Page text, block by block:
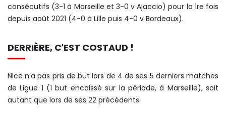
consécutifs (3-1 à Marseille et 3-0 v Ajaccio) pour la 1re fois
depuis août 2021 (4-0 à Lille puis 4-0 v Bordeaux).
DERRIÈRE, C'EST COSTAUD !
Nice n’a pas pris de but lors de 4 de ses 5 derniers matches
de Ligue 1 (1 but encaissé sur la période, à Marseille), soit
autant que lors de ses 22 précédents.